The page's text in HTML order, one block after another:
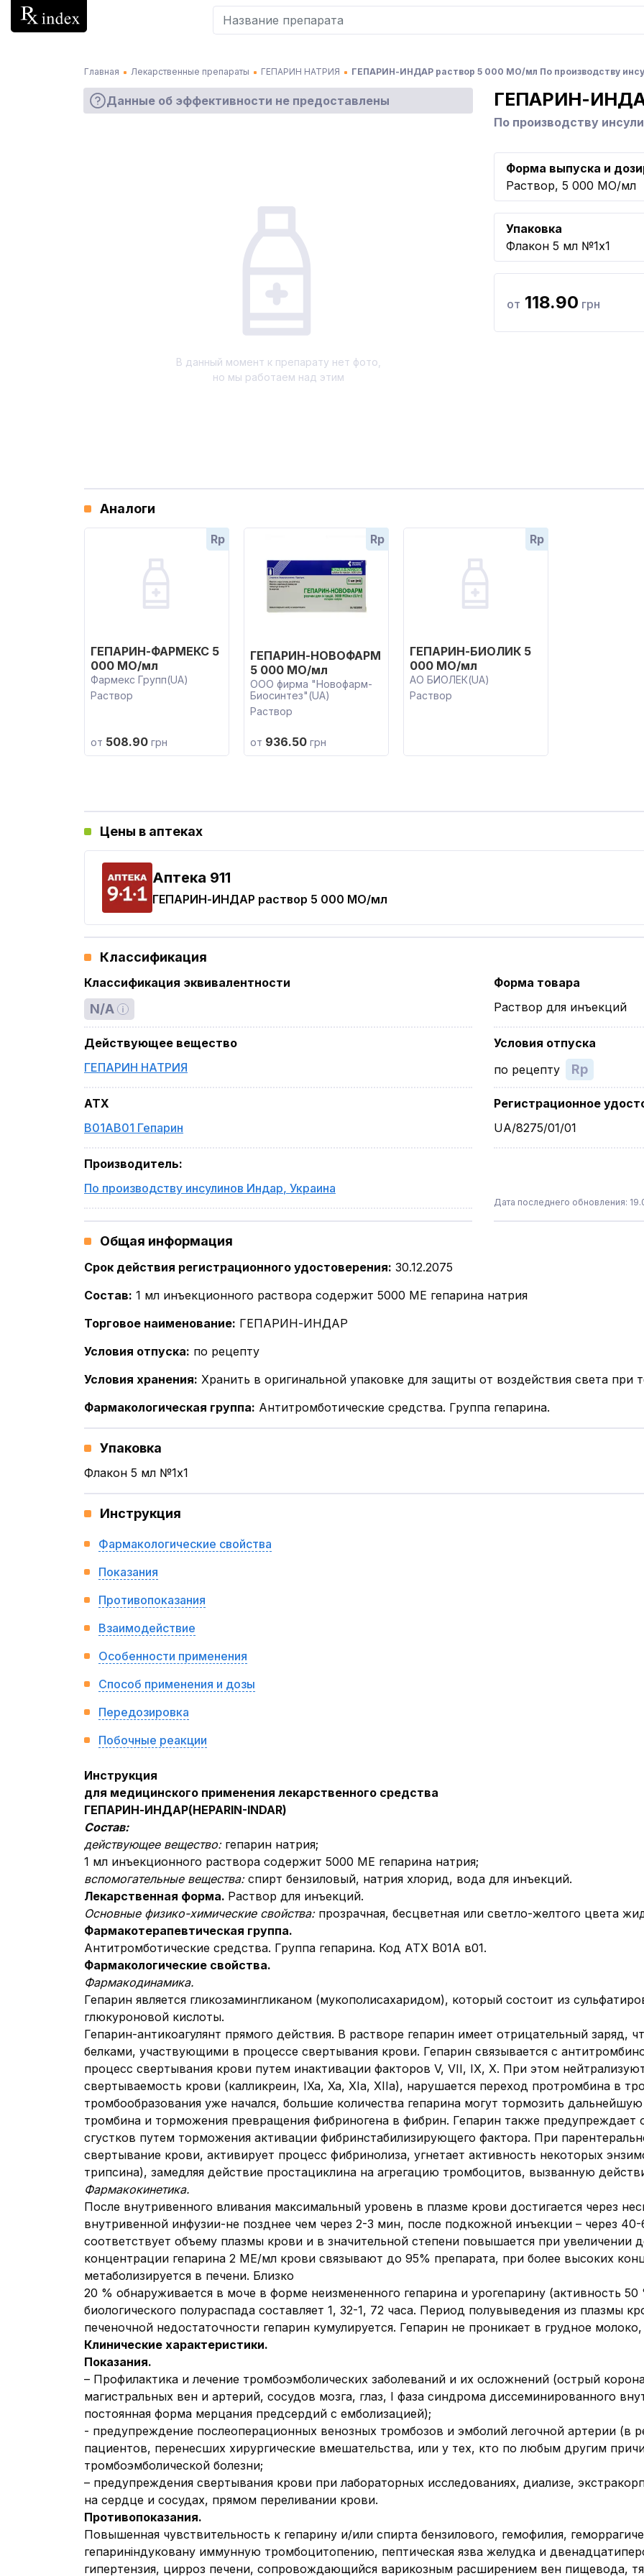
Главная Лекарственные препараты ГЕПАРИН НАТРИЯ ГЕПАРИН-ИНДАР раствор 5 000 МО/мл По производству
Данные об эффективности не предоставлены
В данный момент к препарату нет фото,
но мы работаем над этим
ГЕПАРИН-
По производству
Форма выпуска и
Раствор, 5 000 МО/мл
Упаковка
Флакон 5 мл №1x1
от 118.90 грн
Аналоги
Rp
ГЕПАРИН-ФАРМЕКС 5
000 МО/мл
Фармекс Групп(UA)
Раствор
от 508.90 грн
Rp
ГЕПАРИН-НОВОФАРМ
5 000 МО/мл
ООО фирма "Новофарм-
Биосинтез"(UA)
Раствор
от 936.50 грн
Rp
ГЕПАРИН-БИОЛИК 5
000 МО/мл
АО БИОЛЕК(UA)
Раствор
Цены в аптеках
Aптека 911
ГЕПАРИН-ИНДАР раствор 5 000 МО/мл
Классификация
Классификация эквивалентности
N/A
Действующее вещество
ГЕПАРИН НАТРИЯ
ATX
B01AB01 Гепарин
Производитель:
По производству инсулинов Индар, Украина
Форма товара
Раствор для инъекций
Условия отпуска
по рецепту
Rp
Регистрационное
UA/8275/01/01
Дата последнего обновления:
Общая информация
Срок действия регистрационного удостоверения: 30.12.2075
Состав: 1 мл инъекционного раствора содержит 5000 МЕ гепарина натрия
Торговое наименование: ГЕПАРИН-ИНДАР
Условия отпуска: по рецепту
Условия хранения: Хранить в оригинальной упаковке для защиты от воздействия света при
Фармакологическая группа: Антитромботические средства. Группа гепарина.
Упаковка
Флакон 5 мл №1x1
Инструкция
Фармакологические свойства
Показания
Противопоказания
Взаимодействие
Особенности применения
Способ применения и дозы
Передозировка
Побочные реакции
Инструкция
для медицинского применения лекарственного средства
ГЕПАРИН-ИНДАР(HEPARIN-INDAR)
Состав:
действующее вещество: гепарин натрия;
1 мл инъекционного раствора содержит 5000 МЕ гепарина натрия;
вспомогательные вещества: спирт бензиловый, натрия хлорид, вода для инъекций.
Лекарственная форма. Раствор для инъекций.
Основные физико-химические свойства: прозрачная, бесцветная или светло-желтого цвета
Фармакотерапевтическая группа.
Антитромботические средства. Группа гепарина. Код АТХ В01А в01.
Фармакологические свойства.
Фармакодинамика.
Гепарин является гликозамингликаном (мукополисахаридом), который состоит из
глюкуроновой кислоты.
Гепарин-антикоагулянт прямого действия. В растворе гепарин имеет отрицательный заряд,
белками, участвующими в процессе свертывания крови. Гепарин связывается с
процесс свертывания крови путем инактивации факторов V, VII, IX, X. При этом
свертываемость крови (калликреин, IXa, Xa, XIa, XIIa), нарушается переход протромбина в
тромбообразования уже начался, большие количества гепарина могут тормозить
тромбина и торможения превращения фибриногена в фибрин. Гепарин также предупреждает
сгустков путем торможения активации фибринстабилизирующего фактора. При
свертывание крови, активирует процесс фибринолиза, угнетает активность некоторых
трипсина), замедляя действие простациклина на агрегацию тромбоцитов, вызванную
Фармакокинетика.
После внутривенного вливания максимальный уровень в плазме крови достигается через
внутривенной инфузии-не позднее чем через 2-3 мин, после подкожной инъекции – через
соответствует объему плазмы крови и в значительной степени повышается при увеличении
концентрации гепарина 2 МЕ/мл крови связывают до 95% препарата, при более высоких
метаболизируется в печени. Близко
20 % обнаруживается в моче в форме неизмененного гепарина и урогепарину (активность
биологического полураспада составляет 1, 32-1, 72 часа. Период полувыведения из плазмы
печеночной недостаточности гепарин кумулируется. Гепарин не проникает в грудное
Клинические характеристики.
Показания.
– Профилактика и лечение тромбоэмболических заболеваний и их осложнений (острый
магистральных вен и артерий, сосудов мозга, глаз, I фаза синдрома диссеминированного
постоянная форма мерцания предсердий с емболизацией);
- предупреждение послеоперационных венозных тромбозов и эмболий легочной артерии (в
пациентов, перенесших хирургические вмешательства, или у тех, кто по любым другим
тромбоэмболической болезни;
– предупреждения свертывания крови при лабораторных исследованиях, диализе,
на сердце и сосудах, прямом переливании крови.
Противопоказания.
Повышенная чувствительность к гепарину и/или спирта бензилового, гемофилия,
гепариніндуковану иммунную тромбоцитопению, пептическая язва желудка и
гипертензия, цирроз печени, сопровождающийся варикозным расширением вен пищевода,